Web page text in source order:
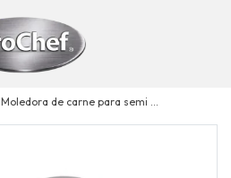
Moledora de carne para semi congelados 12 kg. ó 120 kg/hora